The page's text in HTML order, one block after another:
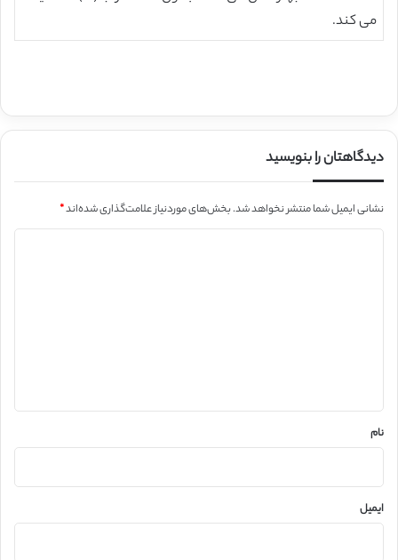
می کند.
دیدگاهتان را بنویسید
نشانی ایمیل شما منتشر نخواهد شد.بخش‌های موردنیاز علامت‌گذاری شده‌اند*
نام
ایمیل